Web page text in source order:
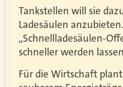
Tankstellen will sie
Ladesäulen
„Schnellladesäulen-
schneller werden
Für die Wirtschaft